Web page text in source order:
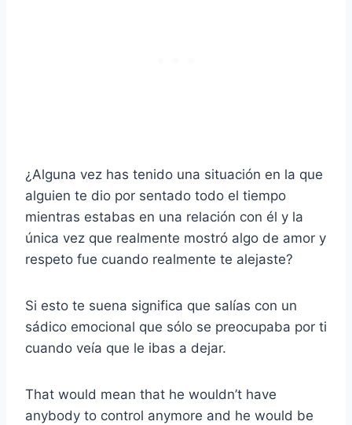
¿Alguna vez has tenido una situación en la que
alguien te dio por sentado todo el tiempo
mientras estabas en una relación con él y la
única vez que realmente mostró algo de amor y
respeto fue cuando realmente te alejaste?
Si esto te suena significa que salías con un
sádico emocional que sólo se preocupaba por ti
cuando veía que le ibas a dejar.
That would mean that he wouldn’t have
anybody to control anymore and he would be